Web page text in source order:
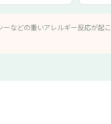
などの重いアレルギー反応が起